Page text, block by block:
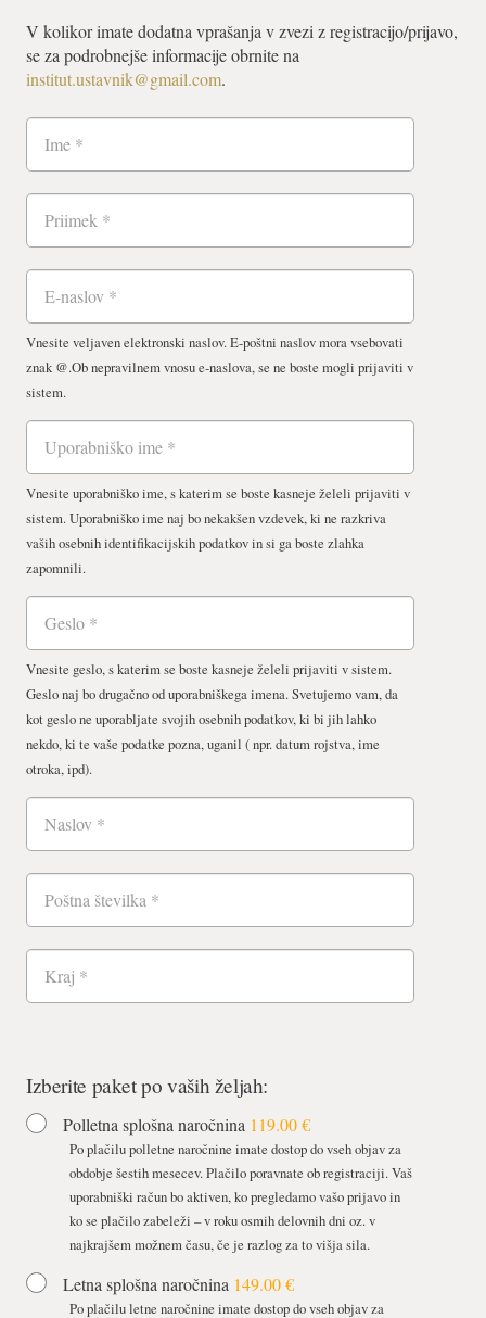
V kolikor imate dodatna vprašanja v zvezi z registracijo/prijavo,
se za podrobnejše informacije obrnite na
institut.ustavnik@gmail.com.
Vnesite veljaven elektronski naslov. E-poštni naslov mora vsebovati
znak @.Ob nepravilnem vnosu e-naslova, se ne boste mogli prijaviti v
sistem.
Vnesite uporabniško ime, s katerim se boste kasneje želeli prijaviti v
sistem. Uporabniško ime naj bo nekakšen vzdevek, ki ne razkriva
vaših osebnih identifikacijskih podatkov in si ga boste zlahka
zapomnili.
Vnesite geslo, s katerim se boste kasneje želeli prijaviti v sistem.
Geslo naj bo drugačno od uporabniškega imena. Svetujemo vam, da
kot geslo ne uporabljate svojih osebnih podatkov, ki bi jih lahko
nekdo, ki te vaše podatke pozna, uganil ( npr. datum rojstva, ime
otroka, ipd).
Izberite paket po vaših željah:
Polletna splošna naročnina 119.00 €
Po plačilu polletne naročnine imate dostop do vseh objav za
obdobje šestih mesecev. Plačilo poravnate ob registraciji. Vaš
uporabniški račun bo aktiven, ko pregledamo vašo prijavo in
ko se plačilo zabeleži – v roku osmih delovnih dni oz. v
najkrajšem možnem času, če je razlog za to višja sila.
Letna splošna naročnina 149.00 €
Po plačilu letne naročnine imate dostop do vseh objav za